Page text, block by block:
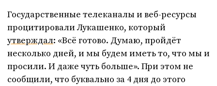
Государственные телеканалы и веб-ресурсы
процитировали Лукашенко, который
утверждал: «Всё готово. Думаю, пройдёт
несколько дней, и мы будем иметь то, что мы и
просили. И даже чуть больше». При этом не
сообщили, что буквально за 4 дня до этого